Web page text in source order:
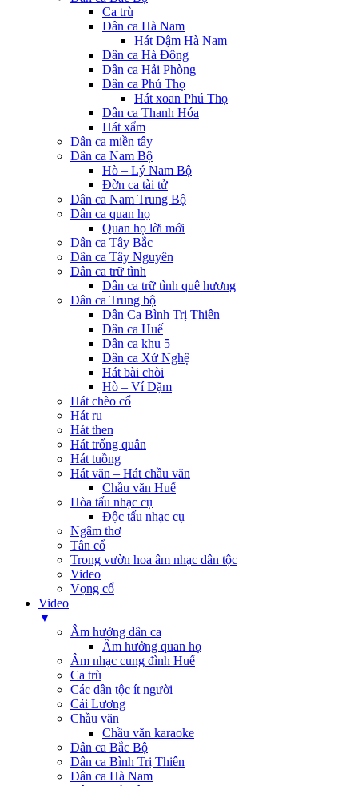
Ca trù
Dân ca Hà Nam
Hát Dậm Hà Nam
Dân ca Hà Đông
Dân ca Hải Phòng
Dân ca Phú Thọ
Hát xoan Phú Thọ
Dân ca Thanh Hóa
Hát xẩm
Dân ca miền tây
Dân ca Nam Bộ
Hò – Lý Nam Bộ
Đờn ca tài tử
Dân ca Nam Trung Bộ
Dân ca quan họ
Quan họ lời mới
Dân ca Tây Bắc
Dân ca Tây Nguyên
Dân ca trữ tình
Dân ca trữ tình quê hương
Dân ca Trung bộ
Dân Ca Bình Trị Thiên
Dân ca Huế
Dân ca khu 5
Dân ca Xứ Nghệ
Hát bài chòi
Hò – Ví Dặm
Hát chèo cổ
Hát ru
Hát then
Hát trống quân
Hát tuồng
Hát văn – Hát chầu văn
Chầu văn Huế
Hòa tấu nhạc cụ
Độc tấu nhạc cụ
Ngâm thơ
Tân cổ
Trong vườn hoa âm nhạc dân tộc
Video
Vọng cổ
Video
▼
Âm hưởng dân ca
Âm hưởng quan họ
Âm nhạc cung đình Huế
Ca trù
Các dân tộc ít người
Cải Lương
Chầu văn
Chầu văn karaoke
Dân ca Bắc Bộ
Dân ca Bình Trị Thiên
Dân ca Hà Nam